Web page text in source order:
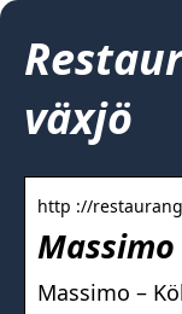
växjö
http ://
Massimo
Massimo –